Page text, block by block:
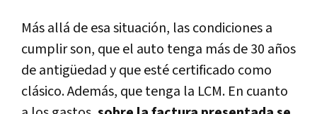
Más allá de esa situación, las condiciones a
cumplir son, que el auto tenga más de 30 años
de antigüedad y que esté certificado como
clásico. Además, que tenga la LCM. En cuanto